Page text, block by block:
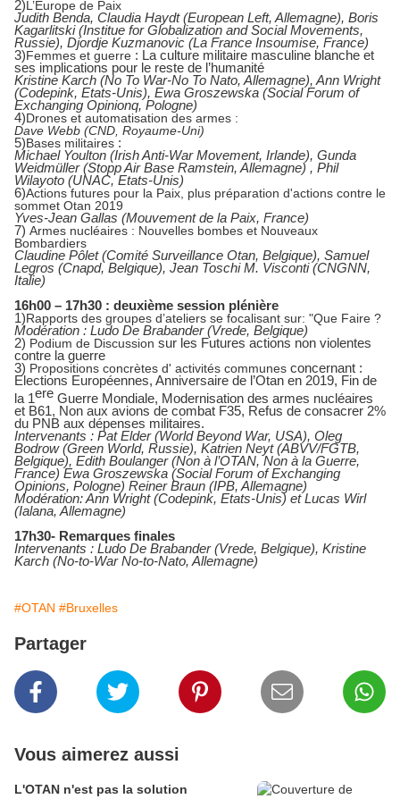
2)L’Europe de Paix
Judith Benda, Claudia Haydt (European Left, Allemagne), Boris
Kagarlitski (Institue for Globalization and Social Movements,
Russie), Djordje Kuzmanovic (La France Insoumise, France)
3)Femmes et guerre : La culture militaire masculine blanche et
ses implications pour le reste de l’humanité
Kristine Karch (No To War-No To Nato, Allemagne), Ann Wright
(Codepink, Etats-Unis), Ewa Groszewska (Social Forum of
Exchanging Opinionq, Pologne)
4)Drones et automatisation des armes :
Dave Webb (CND, Royaume-Uni)
5)Bases militaires :
Michael Youlton (Irish Anti-War Movement, Irlande), Gunda
Weidmüller (Stopp Air Base Ramstein, Allemagne) , Phil
Wilayoto (UNAC, Etats-Unis)
6)Actions futures pour la Paix, plus préparation d'actions contre le
sommet Otan 2019
Yves-Jean Gallas (Mouvement de la Paix, France)
7) Armes nucléaires : Nouvelles bombes et Nouveaux
Bombardiers
Claudine Pôlet (Comité Surveillance Otan, Belgique), Samuel
Legros (Cnapd, Belgique), Jean Toschi M. Visconti (CNGNN,
Italie)
16h00 – 17h30 : deuxième session plénière
1)Rapports des groupes d’ateliers se focalisant sur: "Que Faire ?
Modération : Ludo De Brabander (Vrede, Belgique)
2) Podium de Discussion sur les Futures actions non violentes
contre la guerre
3) Propositions concrètes d' activités communes concernant :
Elections Européennes, Anniversaire de l’Otan en 2019, Fin de
la 1ere Guerre Mondiale, Modernisation des armes nucléaires
et B61, Non aux avions de combat F35, Refus de consacrer 2%
du PNB aux dépenses militaires.
Intervenants : Pat Elder (World Beyond War, USA), Oleg
Bodrow (Green World, Russie), Katrien Neyt (ABVV/FGTB,
Belgique), Edith Boulanger (Non à l’OTAN, Non à la Guerre,
France) Ewa Groszewska (Social Forum of Exchanging
Opinions, Pologne) Reiner Braun (IPB, Allemagne)
Modération: Ann Wright (Codepink, Etats-Unis) et Lucas Wirl
(Ialana, Allemagne)
17h30- Remarques finales
Intervenants : Ludo De Brabander (Vrede, Belgique), Kristine
Karch (No-to-War No-to-Nato, Allemagne)
#OTAN #Bruxelles
Partager
Vous aimerez aussi
L'OTAN n'est pas la solution